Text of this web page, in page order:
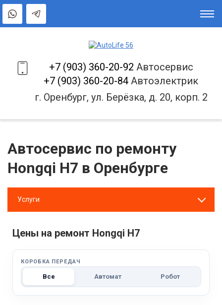
+7 (903) 360-20-92 Автосервис
+7 (903) 360-20-84 Автоэлектрик
г. Оренбург, ул. Берёзка, д. 20, корп. 2
Автосервис по ремонту
Hongqi H7 в Оренбурге
Услуги
Цены на ремонт Hongqi H7
КОРОБКА ПЕРЕДАЧ
Все Автомат Робот